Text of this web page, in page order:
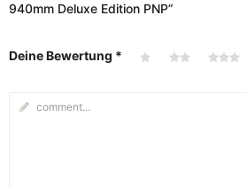
940mm Deluxe Edition PNP”
Deine Bewertung *